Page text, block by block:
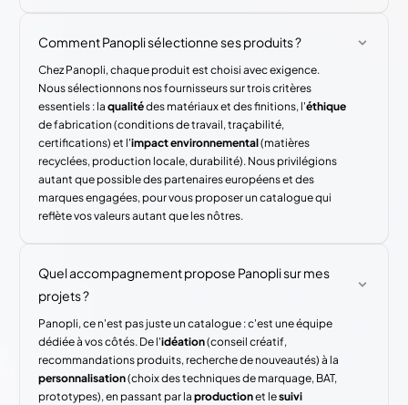
Comment Panopli sélectionne ses produits ?
Chez Panopli, chaque produit est choisi avec exigence.
Nous sélectionnons nos fournisseurs sur trois critères
essentiels : laqualitédes matériaux et des finitions, l'éthique
de fabrication (conditions de travail, traçabilité,
certifications) et l'impact environnemental(matières
recyclées, production locale, durabilité). Nous privilégions
autant que possible des partenaires européens et des
marques engagées, pour vous proposer un catalogue qui
reflète vos valeurs autant que les nôtres.
Quel accompagnement propose Panopli sur mes
projets ?
Panopli, ce n'est pas juste un catalogue : c'est une équipe
dédiée à vos côtés. De l'idéation(conseil créatif,
recommandations produits, recherche de nouveautés) à la
personnalisation(choix des techniques de marquage, BAT,
prototypes), en passant par laproductionet lesuivi